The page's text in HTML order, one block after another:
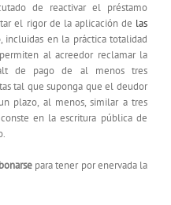
de reactivar el préstamo
el rigor de la aplicación de las
, incluidas en la práctica totalidad
al acreedor reclamar la
de pago de al menos tres
tal que suponga que el deudor
plazo, al menos, similar a tres
en la escritura pública de
para tener por enervada la